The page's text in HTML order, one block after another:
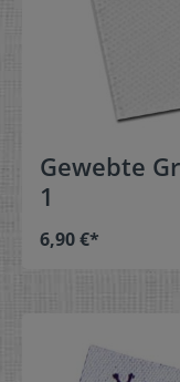
Gewebte
1
6,90 €*